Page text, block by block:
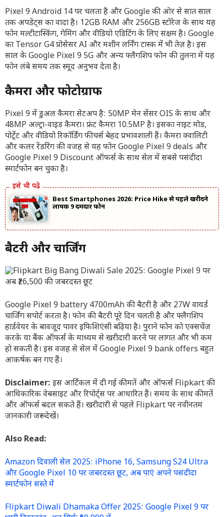
Pixel 9 Android 14 पर चलता है और Google की ओर से सात साल
तक अपडेट्स का वादा है। 12GB RAM और 256GB स्टोरेज के साथ यह
फोन मल्टीटास्किंग, गेमिंग और वीडियो एडिटिंग के लिए सक्षम है। Google
का Tensor G4 प्रोसेसर AI और मशीन लर्निंग टास्क में भी तेज़ है। इस
साल के Google Pixel 9 5G और अन्य फ्लैगशिप फोन की तुलना में यह
फोन लंबे समय तक स्मूद अनुभव देता है।
कैमरा और फोटोग्राफी
Pixel 9 में डुअल कैमरा सेटअप है: 50MP मेन सेंसर OIS के साथ और
48MP अल्ट्रा-वाइड कैमरा। फ्रंट कैमरा 10.5MP है। इसका नाइट मोड,
पोर्ट्रेट और वीडियो रिकॉर्डिंग फीचर्स बेहद प्रभावशाली हैं। कैमरा क्वालिटी
और कलर रेंडरिंग की वजह से यह फोन Google Pixel 9 deals और
Google Pixel 9 Discount ऑफर्स के साथ सेल में सबसे पसंदीदा
स्मार्टफोन बन चुका है।
Best Smartphones 2026: Price Hike से पहले खरीदने
लायक 9 दमदार फोन
बैटरी और चार्जिंग
Google Pixel 9 battery 4700mAh की बैटरी है और 27W वायर्ड
चार्जिंग सपोर्ट करता है। फोन की बैटरी पूरे दिन चलती है और फ्लैगशिप
हार्डवेयर के बावजूद पावर इफिशिएंसी बढ़िया है। पुराने फोन को एक्सचेंज
करके या बैंक ऑफर्स के माध्यम से खरीदारी करने पर लागत और भी कम
हो सकती है। इस वजह से सेल में Google Pixel 9 bank offers बहुत
आकर्षक बन गए हैं।
Disclaimer: इस आर्टिकल में दी गई कीमतें और ऑफर्स Flipkart की
आधिकारिक वेबसाइट और रिपोर्ट्स पर आधारित हैं। समय के साथ कीमतें
और ऑफर्स बदल सकते हैं। खरीदारी से पहले Flipkart पर नवीनतम
जानकारी जरूर देखें।
Also Read:
Amazon दिवाली सेल 2025: iPhone 16, Samsung S24 Ultra
और Google Pixel 10 पर जबरदस्त छूट, अब पाएं अपने पसंदीदा
स्मार्टफोन सस्ते में
Flipkart Diwali Dhamaka Offer 2025: Google Pixel 9 पर